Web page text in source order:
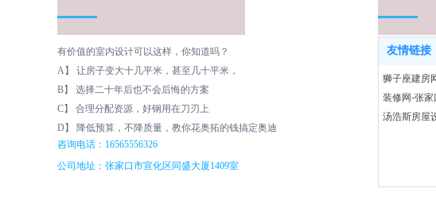
友情链接
狮子座建房
装修网-张家
汤浩斯房屋
有价值的室内设计可以这样，你知道吗？
A】 让房子变大十几平米，甚至几十平米，
B】 选择二十年后也不会后悔的方案
C】 合理分配资源，好钢用在刀刃上
D】 降低预算，不降质量，教你花奥拓的钱搞定奥迪
咨询电话：16565556326
公司地址：张家口市宣化区同盛大厦1409室